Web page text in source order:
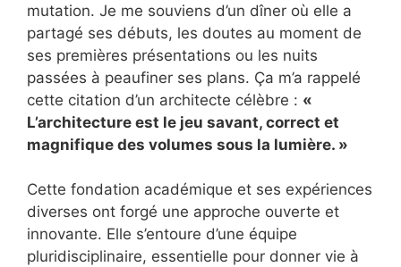
mutation. Je me souviens d’un dîner où elle a
partagé ses débuts, les doutes au moment de
ses premières présentations ou les nuits
passées à peaufiner ses plans. Ça m’a rappelé
cette citation d’un architecte célèbre : «
L’architecture est le jeu savant, correct et
magnifique des volumes sous la lumière. »
Cette fondation académique et ses expériences
diverses ont forgé une approche ouverte et
innovante. Elle s’entoure d’une équipe
pluridisciplinaire, essentielle pour donner vie à